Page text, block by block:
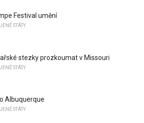
Festival umění
STÁTY
stezky prozkoumat v Missouri
STÁTY
Albuquerque
STÁTY